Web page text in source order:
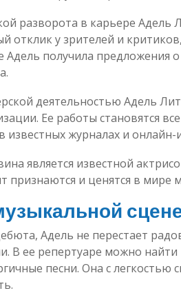
разворота в карьере Адель
отклик у зрителей и
Адель получила предложения
деятельностью Адель
Ее работы становятся
известных журналах и онлайн-
является известной
признаются и ценятся в мире
Адель не перестает
В ее репертуаре можно
песни. Она с легкостью